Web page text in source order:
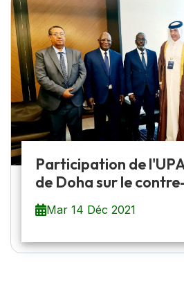
Participation de
de Doha sur le
Mar 14 Déc 2021